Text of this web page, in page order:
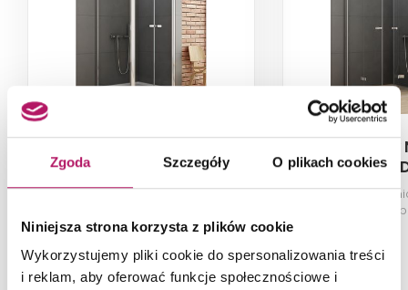
Zgoda Szczegóły O plikach cookies
Niniejsza strona korzysta z plików cookie
Wykorzystujemy pliki cookie do spersonalizowania treści
i reklam, aby oferować funkcje społecznościowe i
D-0146A/D-0093B-WP
Kabina prysznicowa (wspornik
profile chrom, 100x100x195 cm
New
D-0147A/
Kabina
przezroczyste,